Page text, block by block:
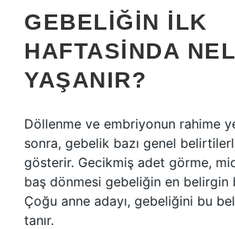
GEBELIĞIN ILK
HAFTASINDA
YAŞANIR?
Döllenme ve embriyonun rahime
sonra, gebelik bazı genel
gösterir. Gecikmiş adet görme,
baş dönmesi gebeliğin en belirgin
Çoğu anne adayı, gebeliğini bu
tanır.